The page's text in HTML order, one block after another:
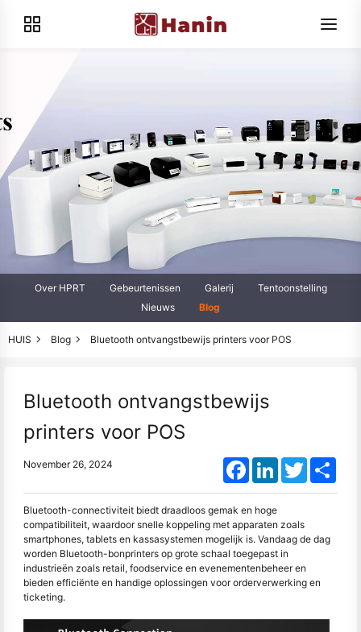
Over HPRT Gebeurtenissen Galerij
Tentoonstelling
Nieuws
Blog
HUIS Blog Bluetooth ontvangstbewijs printers voor POS
Bluetooth ontvangstbewijs
printers voor POS
November 26, 2024 FacebookLinkedInTwitter
Bluetooth-connectiviteit biedt draadloos gemak en hoge
compatibiliteit, waardoor snelle koppeling met apparaten zoals
smartphones, tablets en kassasystemen mogelijk is. Vandaag de dag
worden Bluetooth-bonprinters op grote schaal toegepast in
industrieën zoals retail, foodservice en evenementenbeheer en
bieden efficiënte en handige oplossingen voor orderverwerking en
ticketing.